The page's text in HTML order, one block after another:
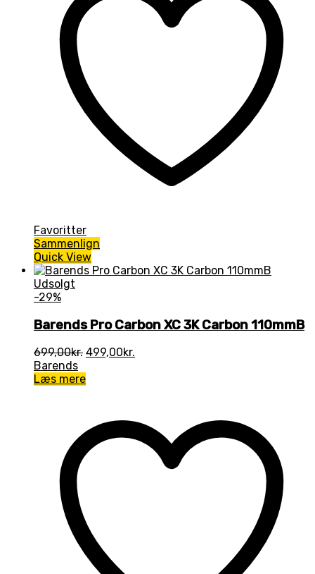
Favoritter
Sammenlign
Quick View
Udsolgt
-29%
Barends Pro Carbon XC 3K Carbon 110mmB
699,00kr. Den
pris
499,00kr.
Barends
Læs mere